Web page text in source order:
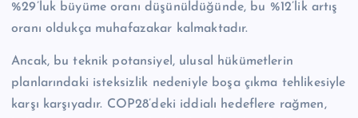
%29’luk büyüme oranı düşünüldüğünde, bu %12’lik artış
oranı oldukça muhafazakar kalmaktadır.
Ancak, bu teknik potansiyel, ulusal hükümetlerin
planlarındaki isteksizlik nedeniyle boşa çıkma tehlikesiyle
karşı karşıyadır. COP28’deki iddialı hedeflere rağmen,